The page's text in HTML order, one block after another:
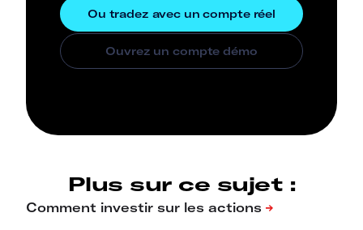
Plus sur ce sujet :